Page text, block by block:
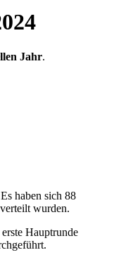
Jahr.
haben sich 88
verteilt wurden.
Hauptrunde